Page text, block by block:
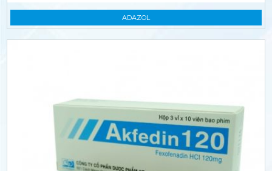
ADAZOL